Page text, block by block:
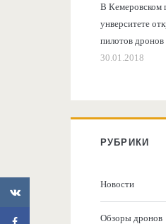
В Кемеровском
унверситете
пилотов дронов
30.01.2018
РУБРИКИ
Новости
Обзоры дронов